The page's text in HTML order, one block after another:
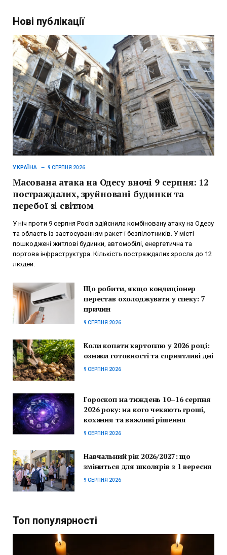
Нові публікації
УКРАЇНА 9 СЕРПНЯ 2026
Масована атака на Одесу вночі 9 серпня: 12
постраждалих, зруйновані будинки та
перебої зі світлом
У ніч проти 9 серпня Росія здійснила комбіновану атаку на Одесу
та область із застосуванням ракет і безпілотників. У місті
пошкоджені житлові будинки, автомобілі, енергетична та
портова інфраструктура. Кількість постраждалих зросла до 12
людей.
Що робити, якщо кондиціонер
перестав охолоджувати у спеку: 7
причин
9 СЕРПНЯ 2026
Коли копати картоплю у 2026 році:
ознаки готовності та сприятливі дні
9 СЕРПНЯ 2026
Гороскоп на тиждень 10–16 серпня
2026 року: на кого чекають гроші,
кохання та важливі рішення
9 СЕРПНЯ 2026
Навчальний рік 2026/2027: що
зміниться для школярів з 1 вересня
9 СЕРПНЯ 2026
Топ популярності